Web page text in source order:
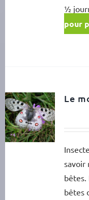
½
pour
Le
savoir
bêtes.
bêtes